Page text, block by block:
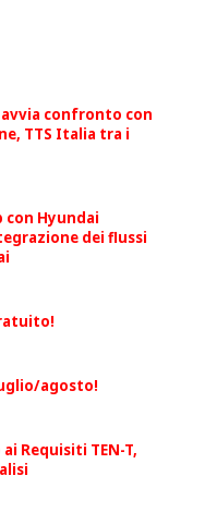
avvia confronto con
TTS Italia tra i
con Hyundai
dei flussi
agosto!
Requisiti TEN-T,